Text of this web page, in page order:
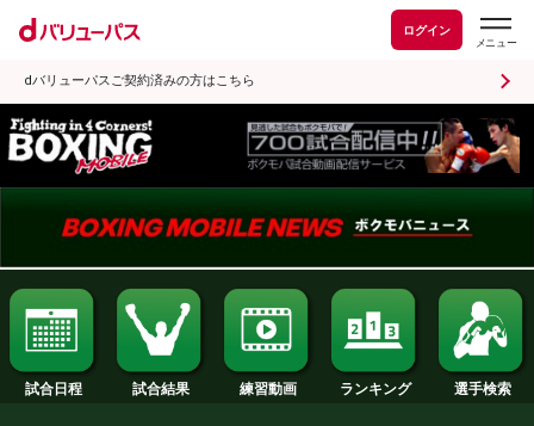
ログイン
dバリューパスご契約済みの方はこちら